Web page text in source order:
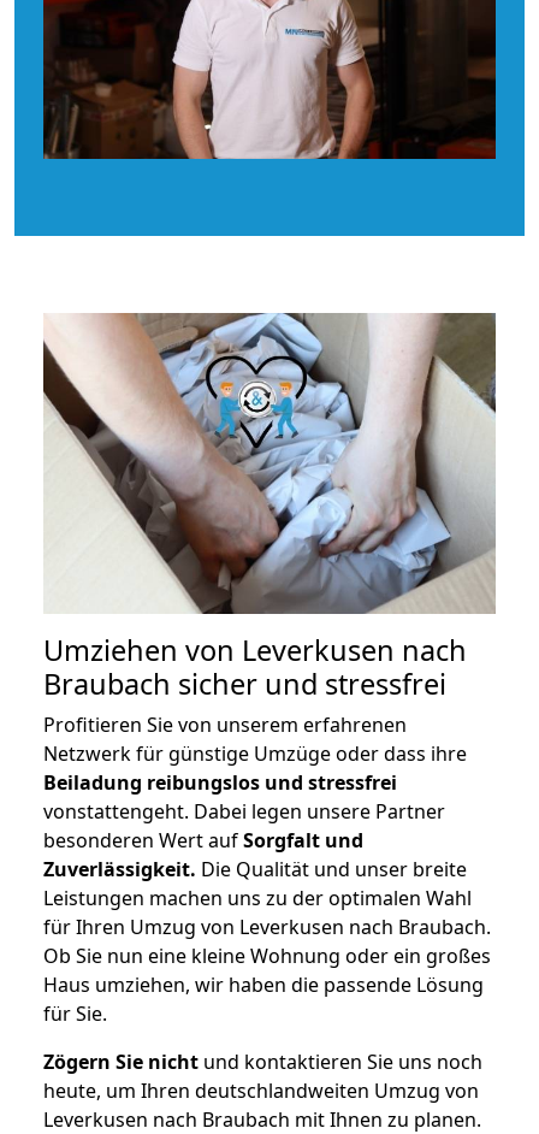
Umziehen von Leverkusen nach
Braubach sicher und stressfrei
Profitieren Sie von unserem erfahrenen
Netzwerk für günstige Umzüge oder dass ihre
Beiladung reibungslos und stressfrei
vonstattengeht. Dabei legen unsere Partner
besonderen Wert aufSorgfalt und
Zuverlässigkeit. Die Qualität und unser breite
Leistungen machen uns zu der optimalen Wahl
für Ihren Umzug von Leverkusen nach Braubach.
Ob Sie nun eine kleine Wohnung oder ein großes
Haus umziehen, wir haben die passende Lösung
für Sie.
Zögern Sie nicht und kontaktieren Sie uns noch
heute, um Ihren deutschlandweiten Umzug von
Leverkusen nach Braubach mit Ihnen zu planen.